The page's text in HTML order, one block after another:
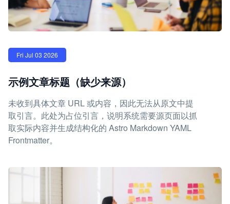
Fri Jul 03 2026
示例文章标题（缺少来源）
未收到具体文章 URL 或内容，因此无法从原文中提
取引言。此处为占位引言，说明系统需要源页面以抓
取实际内容并生成结构化的 Astro Markdown YAML
Frontmatter。